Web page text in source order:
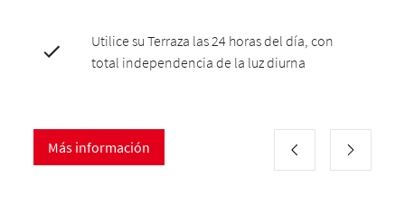
Utilice su Terraza las 24 horas del día, con
total independencia de la luz diurna
Más información